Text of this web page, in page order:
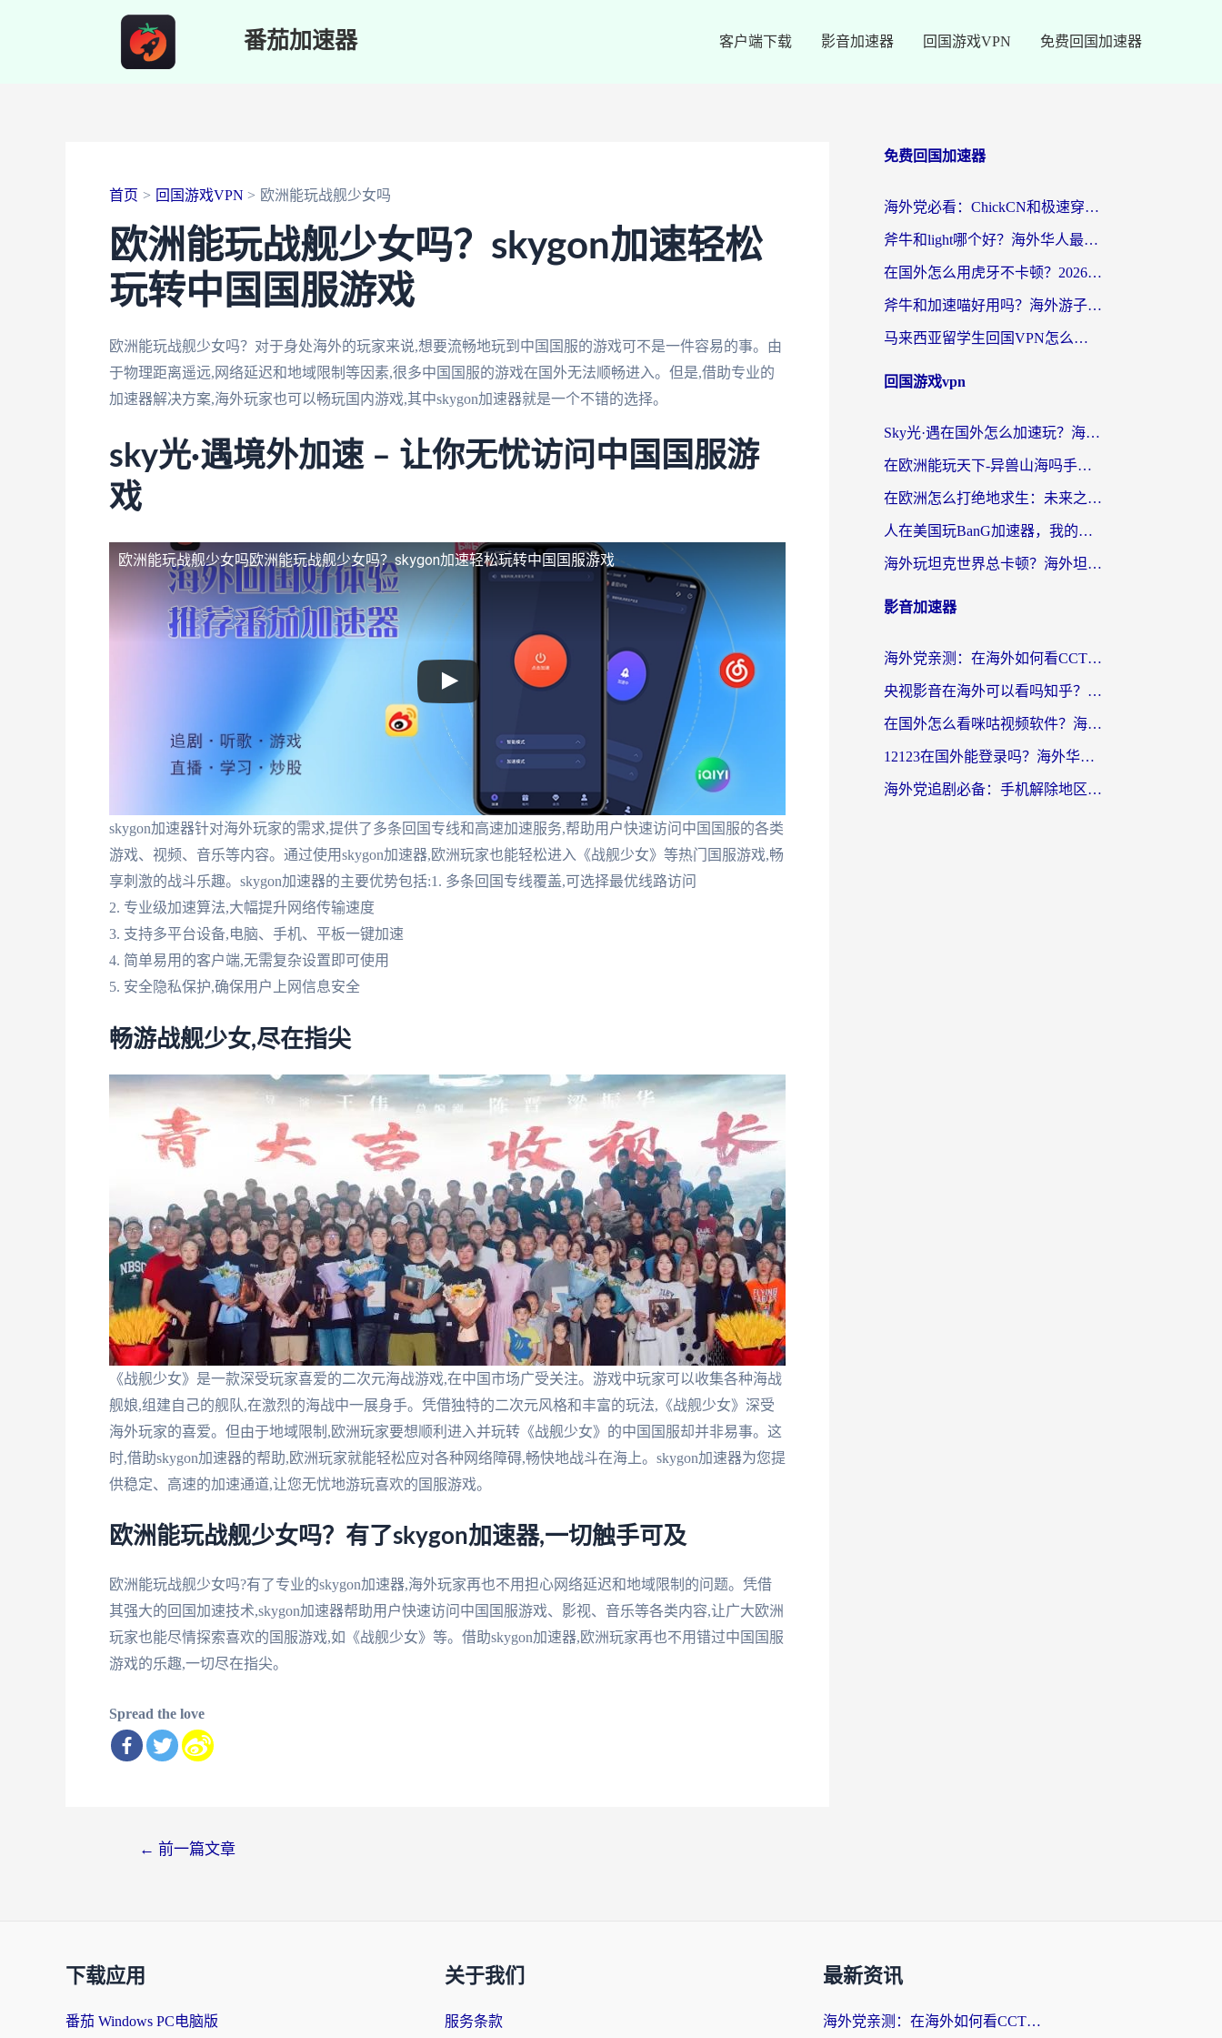
番茄加速器 客户端下载 影音加速器 回国游戏VPN 免费回国加速器
首页 回国游戏VPN 欧洲能玩战舰少女吗
欧洲能玩战舰少女吗？skygon加速轻松
玩转中国国服游戏
欧洲能玩战舰少女吗？对于身处海外的玩家来说,想要流畅地玩到中国国服的游戏可不是一件容易的事。由
于物理距离遥远,网络延迟和地域限制等因素,很多中国国服的游戏在国外无法顺畅进入。但是,借助专业的
加速器解决方案,海外玩家也可以畅玩国内游戏,其中skygon加速器就是一个不错的选择。
sky光·遇境外加速 – 让你无忧访问中国国服游
戏
欧洲能玩战舰少女吗欧洲能玩战舰少女吗？skygon加速轻松玩转中国国服游戏
skygon加速器针对海外玩家的需求,提供了多条回国专线和高速加速服务,帮助用户快速访问中国国服的各类
游戏、视频、音乐等内容。通过使用skygon加速器,欧洲玩家也能轻松进入《战舰少女》等热门国服游戏,畅
享刺激的战斗乐趣。skygon加速器的主要优势包括:1. 多条回国专线覆盖,可选择最优线路访问
2. 专业级加速算法,大幅提升网络传输速度
3. 支持多平台设备,电脑、手机、平板一键加速
4. 简单易用的客户端,无需复杂设置即可使用
5. 安全隐私保护,确保用户上网信息安全
畅游战舰少女,尽在指尖
《战舰少女》是一款深受玩家喜爱的二次元海战游戏,在中国市场广受关注。游戏中玩家可以收集各种海战
舰娘,组建自己的舰队,在激烈的海战中一展身手。凭借独特的二次元风格和丰富的玩法,《战舰少女》深受
海外玩家的喜爱。但由于地域限制,欧洲玩家要想顺利进入并玩转《战舰少女》的中国国服却并非易事。这
时,借助skygon加速器的帮助,欧洲玩家就能轻松应对各种网络障碍,畅快地战斗在海上。skygon加速器为您提
供稳定、高速的加速通道,让您无忧地游玩喜欢的国服游戏。
欧洲能玩战舰少女吗？有了skygon加速器,一切触手可及
欧洲能玩战舰少女吗?有了专业的skygon加速器,海外玩家再也不用担心网络延迟和地域限制的问题。凭借
其强大的回国加速技术,skygon加速器帮助用户快速访问中国国服游戏、影视、音乐等各类内容,让广大欧洲
玩家也能尽情探索喜欢的国服游戏,如《战舰少女》等。借助skygon加速器,欧洲玩家再也不用错过中国国服
游戏的乐趣,一切尽在指尖。
Spread the love
← 前一篇文章
免费回国加速器
海外党必看：ChickCN和极速穿梭VPN好用吗？3招教你选对回国加速器无缝刷国内资源
斧牛和light哪个好？海外华人最关心的回国加速器选择难题，一篇讲透
在国外怎么用虎牙不卡顿？2026海外华人亲测有效的回国加速器选择指南
斧牛和加速喵好用吗？海外游子的真实选择困境
马来西亚留学生回国VPN怎么选？3个避坑点+1款实测好用的加速器推荐
回国游戏vpn
Sky光·遇在国外怎么加速玩？海外党亲测有效的国服游戏加速指南
在欧洲能玩天下-异兽山海吗手游？海外玩家的加速器生存指南
在欧洲怎么打绝地求生：未来之役不卡？留学生亲测的加速器避坑指南
人在美国玩BanG加速器，我的延迟终于绿了
海外玩坦克世界总卡顿？海外坦克世界加速器有哪些？实测好用的选择在这里
影音加速器
海外党亲测：在海外如何看CCTV？告别“仅限大陆播放”的实用指南
央视影音在海外可以看吗知乎？留学生亲测：3步解决地域限制+追剧自由
在国外怎么看咪咕视频软件？海外党亲测有效的回国加速方案
12123在国外能登录吗？海外华人必看的回国加速实用指南
海外党追剧必备：手机解除地区限制app怎么选？解决央视视频&国内剧地区限制全指南
下载应用
番茄 Windows PC电脑版
关于我们
服务条款
最新资讯
海外党亲测：在海外如何看CCTV？告别“仅限大陆播放”的实用指南